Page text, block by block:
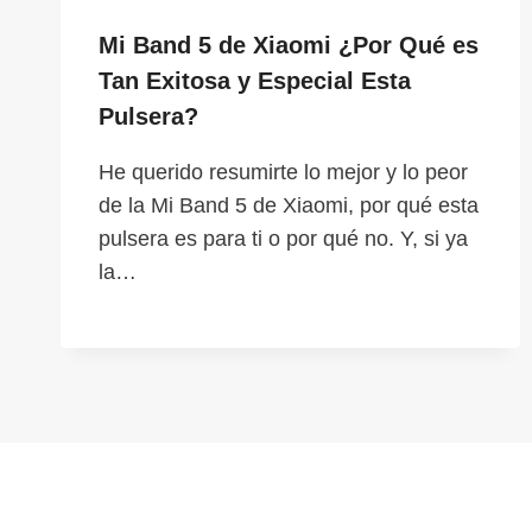
Mi Band 5 de Xiaomi ¿Por Qué es
Tan Exitosa y Especial Esta
Pulsera?
He querido resumirte lo mejor y lo peor
de la Mi Band 5 de Xiaomi, por qué esta
pulsera es para ti o por qué no. Y, si ya
la…